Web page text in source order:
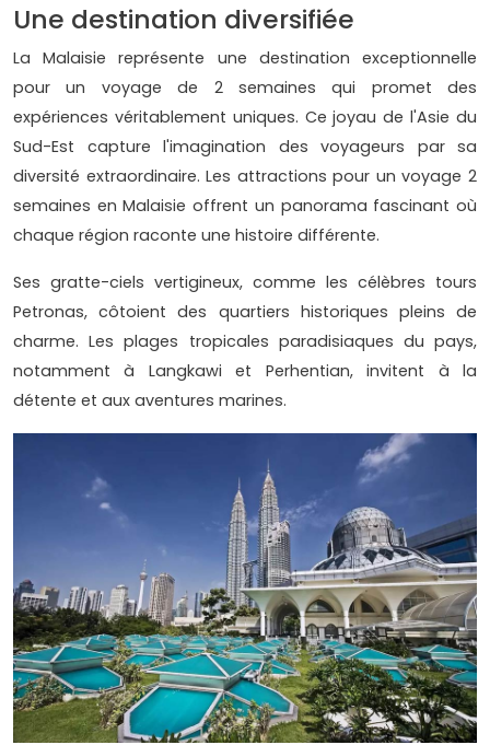
Une destination diversifiée
La Malaisie représente une destination exceptionnelle
pour un voyage de 2 semaines qui promet des
expériences véritablement uniques. Ce joyau de l'Asie du
Sud-Est capture l'imagination des voyageurs par sa
diversité extraordinaire. Les attractions pour un voyage 2
semaines en Malaisie offrent un panorama fascinant où
chaque région raconte une histoire différente.
Ses gratte-ciels vertigineux, comme les célèbres tours
Petronas, côtoient des quartiers historiques pleins de
charme. Les plages tropicales paradisiaques du pays,
notamment à Langkawi et Perhentian, invitent à la
détente et aux aventures marines.